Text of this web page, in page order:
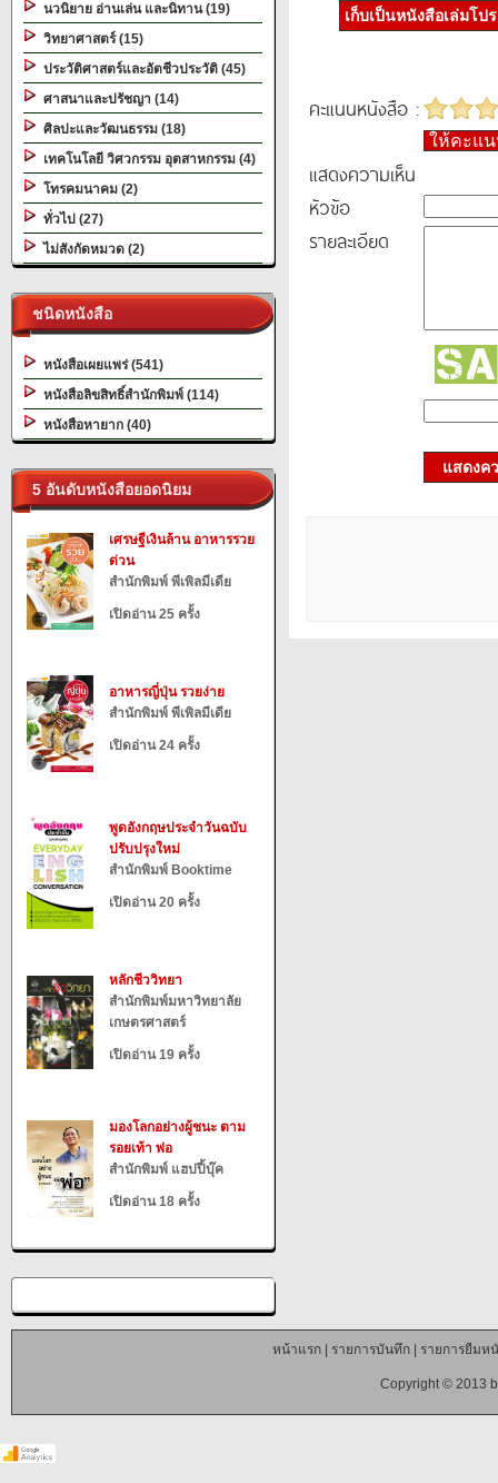
นวนิยาย อ่านเล่น และนิทาน (19)
วิทยาศาสตร์ (15)
ประวัติศาสตร์และอัตชีวประวัติ (45)
ศาสนาและปรัชญา (14)
ศิลปะและวัฒนธรรม (18)
เทคโนโลยี วิศวกรรม อุตสาหกรรม (4)
โทรคมนาคม (2)
ทั่วไป (27)
ไม่สังกัดหมวด (2)
ชนิดหนังสือ
หนังสือเผยแพร่ (541)
หนังสือลิขสิทธิ์สำนักพิมพ์ (114)
หนังสือหายาก (40)
5 อันดับหนังสือยอดนิยม
เศรษฐีเงินล้าน อาหารรวย
ด่วน
สำนักพิมพ์ พีเพิลมีเดีย
เปิดอ่าน 25 ครั้ง
อาหารญี่ปุ่น รวยง่าย
สำนักพิมพ์ พีเพิลมีเดีย
เปิดอ่าน 24 ครั้ง
พูดอังกฤษประจำวันฉบับ
ปรับปรุงใหม่
สำนักพิมพ์ Booktime
เปิดอ่าน 20 ครั้ง
หลักชีววิทยา
สำนักพิมพ์มหาวิทยาลัย
เกษตรศาสตร์
เปิดอ่าน 19 ครั้ง
มองโลกอย่างผู้ชนะ ตาม
รอยเท้า พ่อ
สำนักพิมพ์ แฮปปี้บุ๊ค
เปิดอ่าน 18 ครั้ง
เก็บเป็นหนังสือเล่มโป
คะแนนหนังสือ :
ให้คะแ
แสดงความเห็น
หัวข้อ
รายละเอียด
แสดงค
หน้าแรก| รายการบันทึก| รายการยืมห
Copyright © 2013